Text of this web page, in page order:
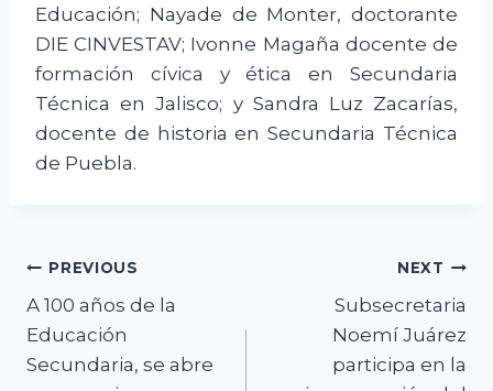
Educación; Nayade de Monter, doctorante
DIE CINVESTAV; Ivonne Magaña docente de
formación cívica y ética en Secundaria
Técnica en Jalisco; y Sandra Luz Zacarías,
docente de historia en Secundaria Técnica
de Puebla.
Navegación
de
entradas
PREVIOUS
A 100 años de la
Educación
Secundaria, se abre
NEXT
Subsecretaria
Noemí Juárez
participa en la